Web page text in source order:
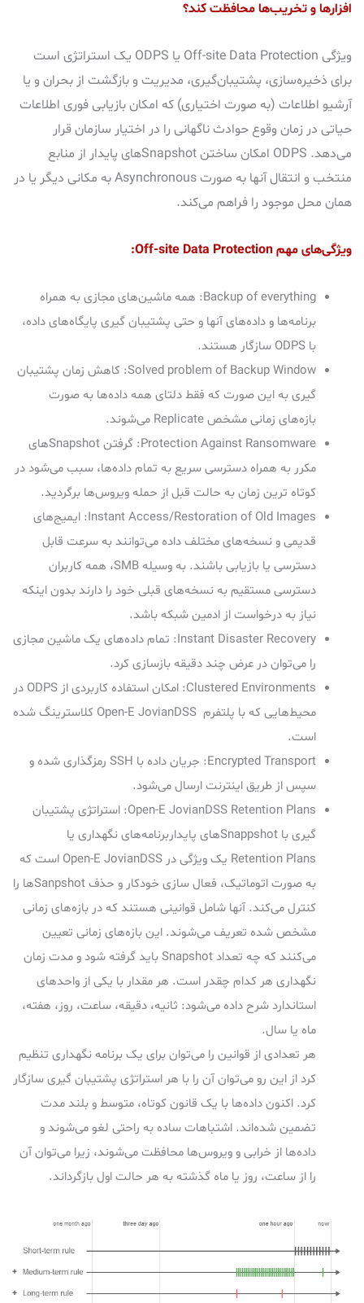
افزارها و تخریب‌ها محافظت کند؟
ویژگی Off-site Data Protection یا ODPS یک استراتژی است
برای ذخیره‌سازی، پشتیبان‌گیری، مدیریت و بازگشت از بحران و یا
آرشیو اطلاعات (به صورت اختیاری) که امکان بازیابی فوری اطلاعات
حیاتی در زمان وقوع حوادث ناگهانی را در اختیار سازمان قرار
می‌دهد. ODPS امکان ساختن Snapshotهای پایدار از منابع
منتخب و انتقال آنها به صورت Asynchronous به مکانی دیگر یا در
همان محل موجود را فراهم می‌کند.
ویژگی‌های مهم Off-site Data Protection:
Backup of everything: همه ماشین‌های مجازی به همراه
برنامه‌ها و داده‌های آنها و حتی پشتیبان گیری پایگاه‌های داده،
با ODPS سازگار هستند.
Solved problem of Backup Window: کاهش زمان پشتیبان
گیری به این صورت که فقط دلتای همه داده‌ها به صورت
بازه‌های زمانی مشخص Replicate می‌شوند.
Protection Against Ransomware: گرفتن Snapshotهای
مکرر به همراه دسترسی سریع به تمام داده‌ها، سبب می‌شود در
کوتاه ترین زمان به حالت قبل از حمله ویروس‌ها برگردید.
Instant Access/Restoration of Old Images: ایمیج‌های
قدیمی و نسخه‌های مختلف داده می‌توانند به سرعت قابل
دسترسی یا بازیابی باشند. به وسیله SMB، همه کاربران
دسترسی مستقیم به نسخه‌های قبلی خود را دارند بدون اینکه
نیاز به درخواست از ادمین شبکه باشد.
Instant Disaster Recovery: تمام داده‌های یک ماشین مجازی
را می‌توان در عرض چند دقیقه بازسازی کرد.
Clustered Environments: امکان استفاده کاربردی از ODPS در
محیط‌هایی که با پلتفرم Open-E JovianDSS کلاسترینگ شده
است.
Encrypted Transport: جریان داده با SSH رمزگذاری شده و
سپس از طریق اینترنت ارسال می‌شود.
Open-E JovianDSS Retention Plans: استراتژی پشتیبان
گیری با Snappshotهای پایداربرنامه‌های نگهداری یا
Retention Plans یک ویژگی در Open-E JovianDSS است که
به صورت اتوماتیک، فعال سازی خودکار و حذف Sanpshotها را
کنترل می‌کند. آنها شامل قوانینی هستند که در بازه‌های زمانی
مشخص شده تعریف می‌شوند. این بازه‌های زمانی تعیین
می‌کنند که چه تعداد Snapshot باید گرفته شود و مدت زمان
نگهداری هر کدام چقدر است. هر مقدار با یکی از واحدهای
استاندارد شرح داده می‌شود: ثانیه، دقیقه، ساعت، روز، هفته،
ماه یا سال.
هر تعدادی از قوانین را می‌توان برای یک برنامه نگهداری تنظیم
کرد از این رو می‌توان آن را با هر استراتژی پشتیبان گیری سازگار
کرد. اکنون داده‌ها با یک قانون کوتاه، متوسط و بلند مدت
تضمین شده‌اند. اشتباهات ساده به راحتی لغو می‌شوند و
داده‌ها از خرابی و ویروس‌ها محافظت می‌شوند، زیرا می‌توان آن
را از ساعت، روز یا ماه گذشته به هر حالت اول بازگرداند.